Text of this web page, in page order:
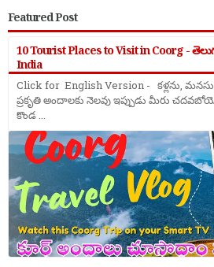
Featured Post
10 Tourist Places to Visit in Coorg -
India
Click for English Version - కళ్లను,
ప్రకృతి అందాలకు నెలవు ఇప్పుడు మీరు
కొండ ...